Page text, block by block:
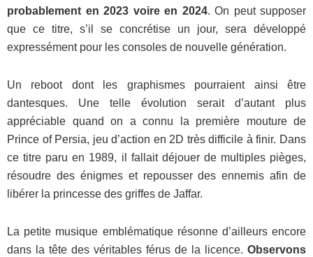
probablement en 2023 voire en 2024. On peut supposer
que ce titre, s’il se concrétise un jour, sera développé
expressément pour les consoles de nouvelle génération.
Un reboot dont les graphismes pourraient ainsi être
dantesques. Une telle évolution serait d’autant plus
appréciable quand on a connu la première mouture de
Prince of Persia, jeu d’action en 2D très difficile à finir. Dans
ce titre paru en 1989, il fallait déjouer de multiples pièges,
résoudre des énigmes et repousser des ennemis afin de
libérer la princesse des griffes de Jaffar.
La petite musique emblématique résonne d’ailleurs encore
dans la tête des véritables férus de la licence. Observons